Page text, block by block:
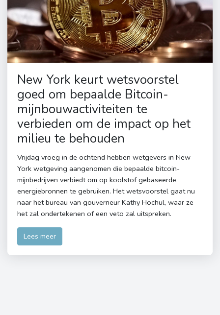
New York keurt wetsvoorstel
goed om bepaalde Bitcoin-
mijnbouwactiviteiten te
verbieden om de impact op het
milieu te behouden
Vrijdag vroeg in de ochtend hebben wetgevers in New
York wetgeving aangenomen die bepaalde bitcoin-
mijnbedrijven verbiedt om op koolstof gebaseerde
energiebronnen te gebruiken. Het wetsvoorstel gaat nu
naar het bureau van gouverneur Kathy Hochul, waar ze
het zal ondertekenen of een veto zal uitspreken.
Lees meer